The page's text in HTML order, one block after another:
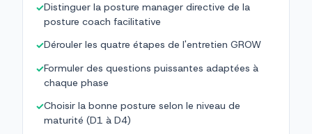
✓Distinguer la posture manager directive de la
posture coach facilitative
✓Dérouler les quatre étapes de l'entretien GROW
✓Formuler des questions puissantes adaptées à
chaque phase
✓Choisir la bonne posture selon le niveau de
maturité (D1 à D4)